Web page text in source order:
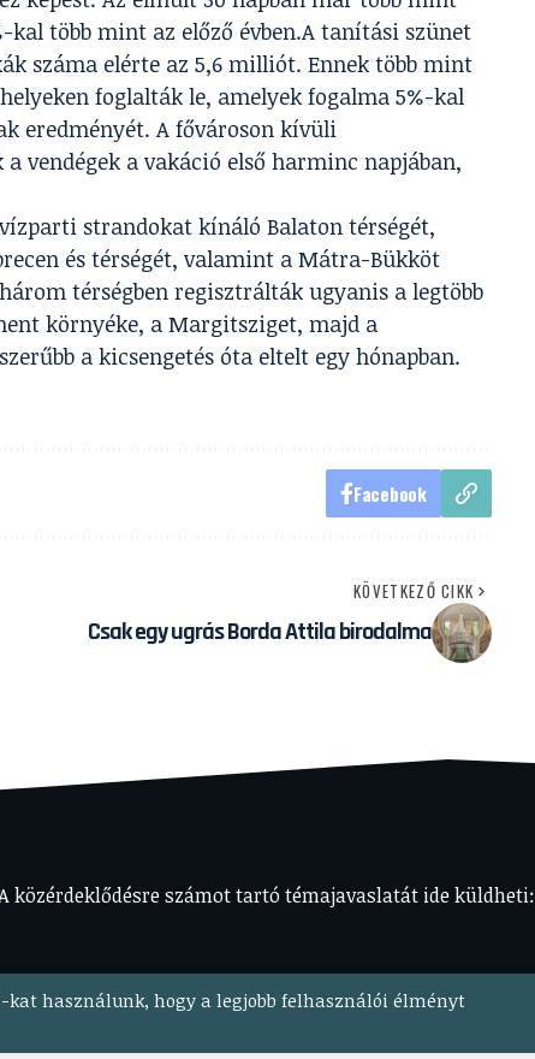
kat használunk, hogy a legjobb felhasználói élményt
több mint az előző évben.A tanítási szünet
száma elérte az 5,6 milliót. Ennek több mint
foglalták le, amelyek fogalma 5%-kal
eredményét. A fővároson kívüli
vendégek a vakáció első harminc napjában,
strandokat kínáló Balaton térségét,
és térségét, valamint a Mátra-Bükköt
térségben regisztrálták ugyanis a legtöbb
környéke, a Margitsziget, majd a
a kicsengetés óta eltelt egy hónapban.
Facebook
KÖVETKEZŐ CIKK
Csak egy ugrás Borda Attila birodalma
közérdeklődésre számot tartó témajavaslatát ide küldheti: